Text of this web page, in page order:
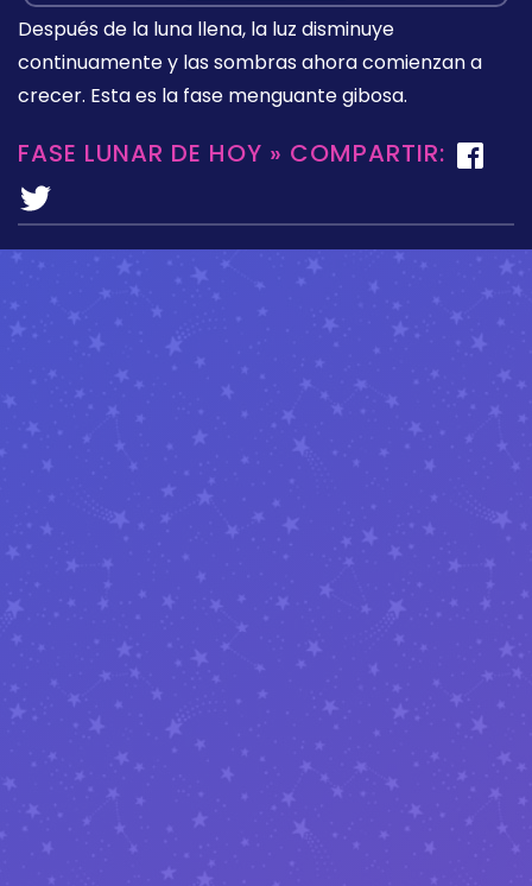
Después de la luna llena, la luz disminuye
continuamente y las sombras ahora comienzan a
crecer. Esta es la fase menguante gibosa.
FASE LUNAR DE HOY » COMPARTIR: